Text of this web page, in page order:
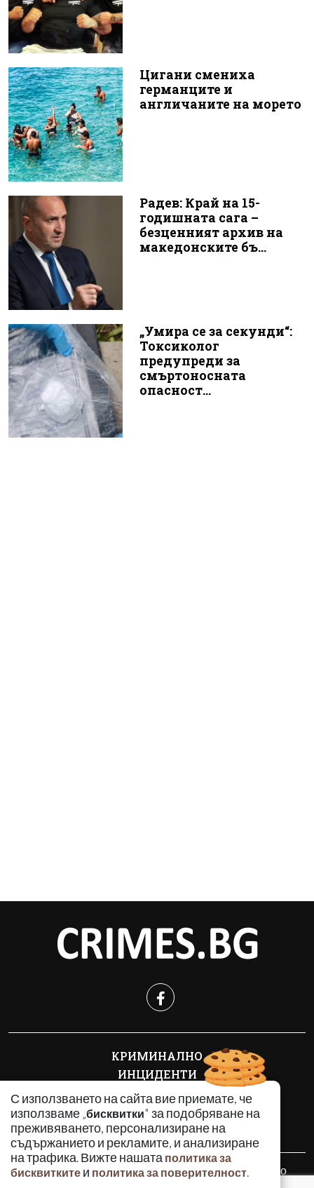
Цигани смениха
германците и
англичаните на морето
Радев: Край на 15-
годишната сага –
безценният архив на
македонските бъ...
„Умира се за секунди“:
Токсиколог
предупреди за
смъртоносната
опасност...
С използването на сайта вие приемате, че
използваме „бисквитки" за подобряване на
преживяването, персонализиране на
съдържанието и рекламите, и анализиране
на трафика. Вижте нашата политика за
бисквитките и политика за поверителност.
КРИМИНАЛНО
ИНЦИДЕНТИ
АНАЛИЗИ
ПО СВЕТА
ВОДЕЩИ ТЕМИ
Използването и публикуването на част или цялото